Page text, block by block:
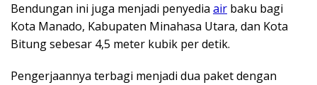
Bendungan ini juga menjadi penyedia air baku bagi
Kota Manado, Kabupaten Minahasa Utara, dan Kota
Bitung sebesar 4,5 meter kubik per detik.
Pengerjaannya terbagi menjadi dua paket dengan